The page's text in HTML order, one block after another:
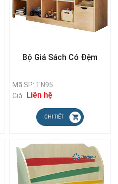
Bộ Giá Sách Có Đệm
Mã SP: TN95
Giá: Liên hệ
CHI TIẾT